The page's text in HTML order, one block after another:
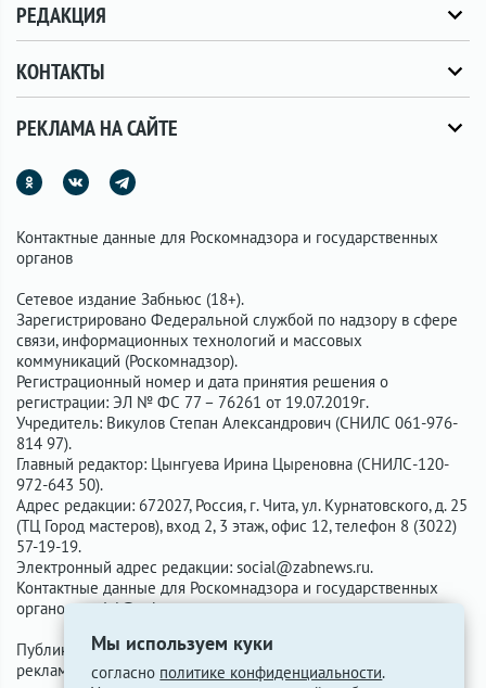
Мы используем куки
согласно политике конфиденциальности.
РЕДАКЦИЯ
КОНТАКТЫ
РЕКЛАМА НА САЙТЕ
Контактные данные для Роскомнадзора и государственных
органов
Сетевое издание Забньюс (18+).
Зарегистрировано Федеральной службой по надзору в сфере
связи, информационных технологий и массовых
коммуникаций (Роскомнадзор).
Регистрационный номер и дата принятия решения о
регистрации: ЭЛ № ФС 77 – 76261 от 19.07.2019г.
Учредитель: Викулов Степан Александрович (СНИЛС 061-976-
814 97).
Главный редактор: Цынгуева Ирина Цыреновна (СНИЛС-120-
972-643 50).
Адрес редакции: 672027, Россия, г. Чита, ул. Курнатовского, д. 25
(ТЦ Город мастеров), вход 2, 3 этаж, офис 12, телефон 8 (3022)
57-19-19.
Электронный адрес редакции: social@zabnews.ru.
Контактные данные для Роскомнадзора и государственных
органов:
social@zabnews.ru.
Публикации с пометками «Реклама», «Выборы» оплачены
рекламодателем. Редакция сайта не несёт ответственности за